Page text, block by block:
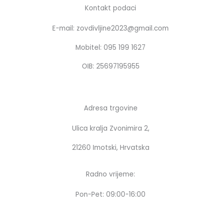
b
o
o
k
a
r
a
m
Kontakt podaci
E-mail: zovdivljine2023@gmail.com
Mobitel: 095 199 1627
OIB: 25697195955
Adresa trgovine
Ulica kralja Zvonimira 2,
21260 Imotski, Hrvatska
Radno vrijeme:
Pon-Pet: 09:00-16:00